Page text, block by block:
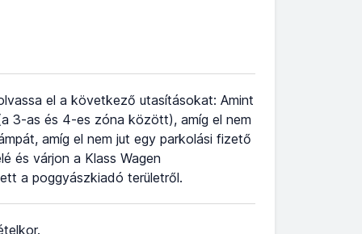
el a következő utasításokat: Amint
3-as és 4-es zóna között), amíg el nem
amíg el nem jut egy parkolási fizető
és várjon a Klass Wagen
a poggyászkiadó területről.